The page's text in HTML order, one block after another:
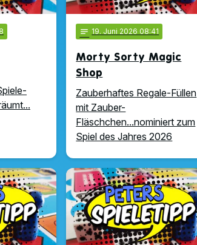
notes 19. Juni 2026 08:41
Morty Sorty Magic
Shop
Zauberhaftes Regale-Füllen
mit Zauber-
Fläschchen...nominiert zum
Spiel des Jahres 2026